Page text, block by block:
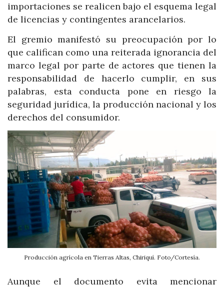
importaciones se realicen bajo el esquema legal
de licencias y contingentes arancelarios.
El gremio manifestó su preocupación por lo
que califican como una reiterada ignorancia del
marco legal por parte de actores que tienen la
responsabilidad de hacerlo cumplir, en sus
palabras, esta conducta pone en riesgo la
seguridad jurídica, la producción nacional y los
derechos del consumidor.
Producción agrícola en Tierras Altas, Chiriquí. Foto/Cortesía.
Aunque el documento evita mencionar